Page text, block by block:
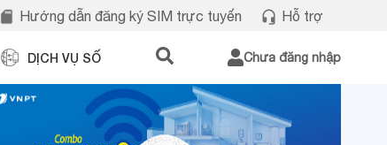
Hướng dẫn đăng ký SIM trực tuyến Hỗ trợ
DỊCH VỤ SỐ Chưa đăng nhập